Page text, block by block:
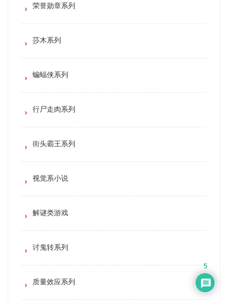
荣誉勋章系列
莎木系列
蝙蝠侠系列
行尸走肉系列
街头霸王系列
视觉系小说
解谜类游戏
讨鬼转系列
质量效应系列
5